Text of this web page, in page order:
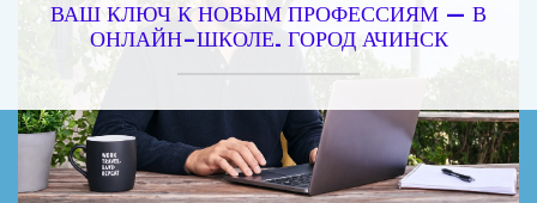
ВАШ КЛЮЧ К НОВЫМ ПРОФЕССИЯМ — В
ОНЛАЙН-ШКОЛЕ. ГОРОД АЧИНСК